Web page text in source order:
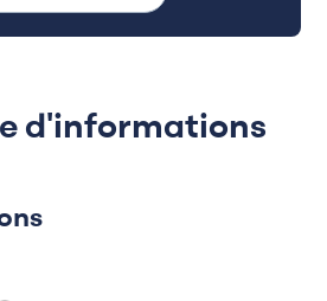
d'informations